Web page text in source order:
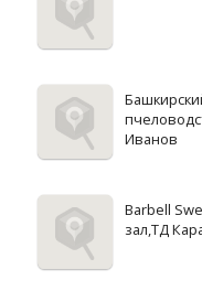
Иванов
Barbell
зал,ТД